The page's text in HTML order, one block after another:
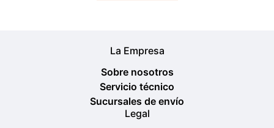
La Empresa
Sobre nosotros
Servicio técnico
Sucursales de envío
Legal